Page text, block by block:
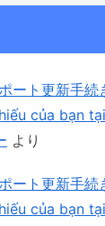
ート更新手
của bạn
より
ート更新手
của bạn